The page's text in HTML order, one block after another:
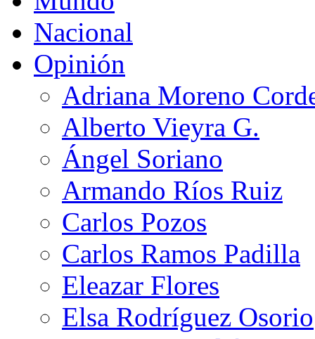
Nacional
Opinión
Adriana Moreno
Alberto Vieyra G.
Ángel Soriano
Armando Ríos Ruiz
Carlos Pozos
Carlos Ramos Padilla
Eleazar Flores
Elsa Rodríguez Osorio